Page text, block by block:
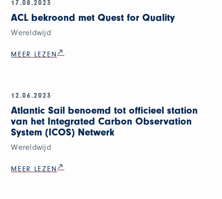
17.08.2023
ACL bekroond met Quest for Quality
Wereldwijd
MEER LEZEN
12.06.2023
Atlantic Sail benoemd tot officieel station
van het Integrated Carbon Observation
System (ICOS) Netwerk
Wereldwijd
MEER LEZEN